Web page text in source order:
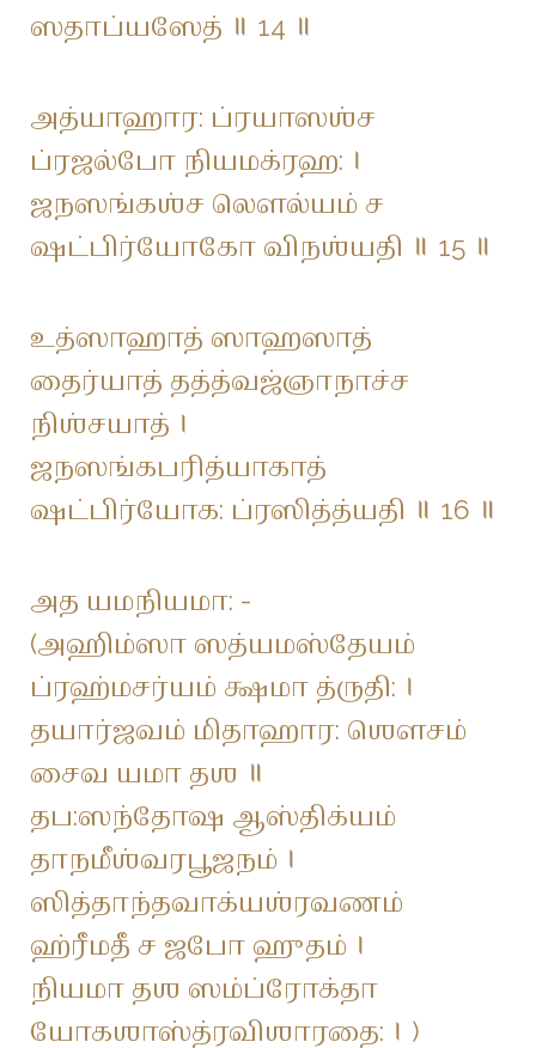
ஸதாப்யஸேத் ॥ 14 ॥
அத்யாஹார: ப்ரயாஸஶ்ச
ப்ரஜல்போ நியமக்ரஹ: ।
ஜநஸங்கஶ்ச லௌல்யம் ச
ஷட்பிர்யோகோ விநஶ்யதி ॥ 15 ॥
உத்ஸாஹாத் ஸாஹஸாத்
தைர்யாத் தத்த்வஜ்ஞாநாச்ச
நிஶ்சயாத் ।
ஜநஸங்கபரித்யாகாத்
ஷட்பிர்யோக: ப்ரஸித்த்யதி ॥ 16 ॥
அத யமநியமா: -
(அஹிம்ஸா ஸத்யமஸ்தேயம்
ப்ரஹ்மசர்யம் க்ஷமா த்ருதி: ।
தயார்ஜவம் மிதாஹார: ஶௌசம்
சைவ யமா தஶ ॥
தப:ஸந்தோஷ ஆஸ்திக்யம்
தாநமீஶ்வரபூஜநம் ।
ஸித்தாந்தவாக்யஶ்ரவணம்
ஹ்ரீமதீ ச ஜபோ ஹுதம் ।
நியமா தஶ ஸம்ப்ரோக்தா
யோகஶாஸ்த்ரவிஶாரதை: । )